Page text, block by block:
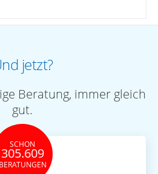
jetzt?
Beratung, immer gleich
gut.
SCHON
305.609
BERATUNGEN